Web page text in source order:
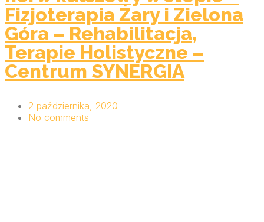
Fizjoterapia Żary i Zielona
Góra – Rehabilitacja,
Terapie Holistyczne –
Centrum SYNERGIA
2 października, 2020
No comments